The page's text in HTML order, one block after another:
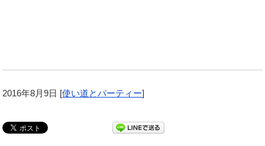
2016年8月9日 [使い道とパーティー]